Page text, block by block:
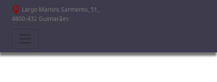
Passar para o conteúdo principal
Largo Martins Sarmento, 51,
4800-432 Guimarães